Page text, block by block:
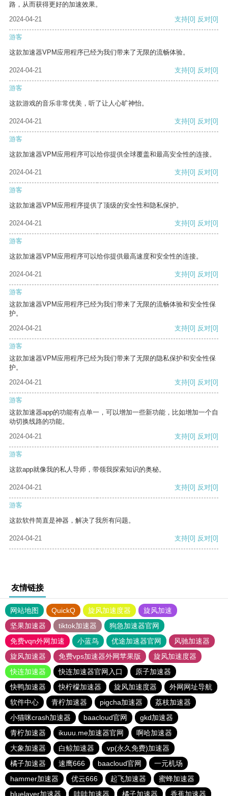
路，从而获得更好的加速效果。
2024-04-21
支持[0] 反对[0]
游客
这款加速器VPM应用程序已经为我们带来了无限的流畅体验。
2024-04-21 支持[0] 反对[0]
游客
这款游戏的音乐非常优美，听了让人心旷神怡。
2024-04-21 支持[0] 反对[0]
游客
这款加速器VPM应用程序可以给你提供全球覆盖和最高安全性的连接。
2024-04-21 支持[0] 反对[0]
游客
这款加速器VPM应用程序提供了顶级的安全性和隐私保护。
2024-04-21 支持[0] 反对[0]
游客
这款加速器VPM应用程序可以给你提供最高速度和安全性的连接。
2024-04-21 支持[0] 反对[0]
游客
这款加速器VPM应用程序已经为我们带来了无限的流畅体验和安全性保
护。
2024-04-21
支持[0] 反对[0]
游客
这款加速器VPM应用程序已经为我们带来了无限的隐私保护和安全性保
护。
2024-04-21
支持[0] 反对[0]
游客
这款加速器app的功能有点单一，可以增加一些新功能，比如增加一个自
动切换线路的功能。
2024-04-21
支持[0] 反对[0]
游客
这款app就像我的私人导师，带领我探索知识的奥秘。
2024-04-21 支持[0] 反对[0]
游客
这款软件简直是神器，解决了我所有问题。
2024-04-21 支持[0] 反对[0]
友情链接
网站地图 QuickQ 旋风加速度器
旋风加速
坚果加速器
tiktok加速器
狗急加速器官网
免费vqn外网加速
小蓝鸟 优途加速器官网
风驰加速器
旋风加速器
免费vps加速器外网苹果版
旋风加速度器
快连加速器
快连加速器官网入口
原子加速器
快鸭加速器
快柠檬加速器 旋风加速度器
外网网址导航
软件中心
青柠加速器 pigcha加速器
荔枝加速器
小猫咪crash加速器
baacloud官网
gkd加速器
青柠加速器
ikuuu.me加速器官网
啊哈加速器
大象加速器
白鲸加速器
vp(永久免费)加速器
橘子加速器
速鹰666 baacloud官网
一元机场
hammer加速器
优云666 起飞加速器
蜜蜂加速器
bluelayer加速器
哇哇加速器 橘子加速器 香蕉加速器